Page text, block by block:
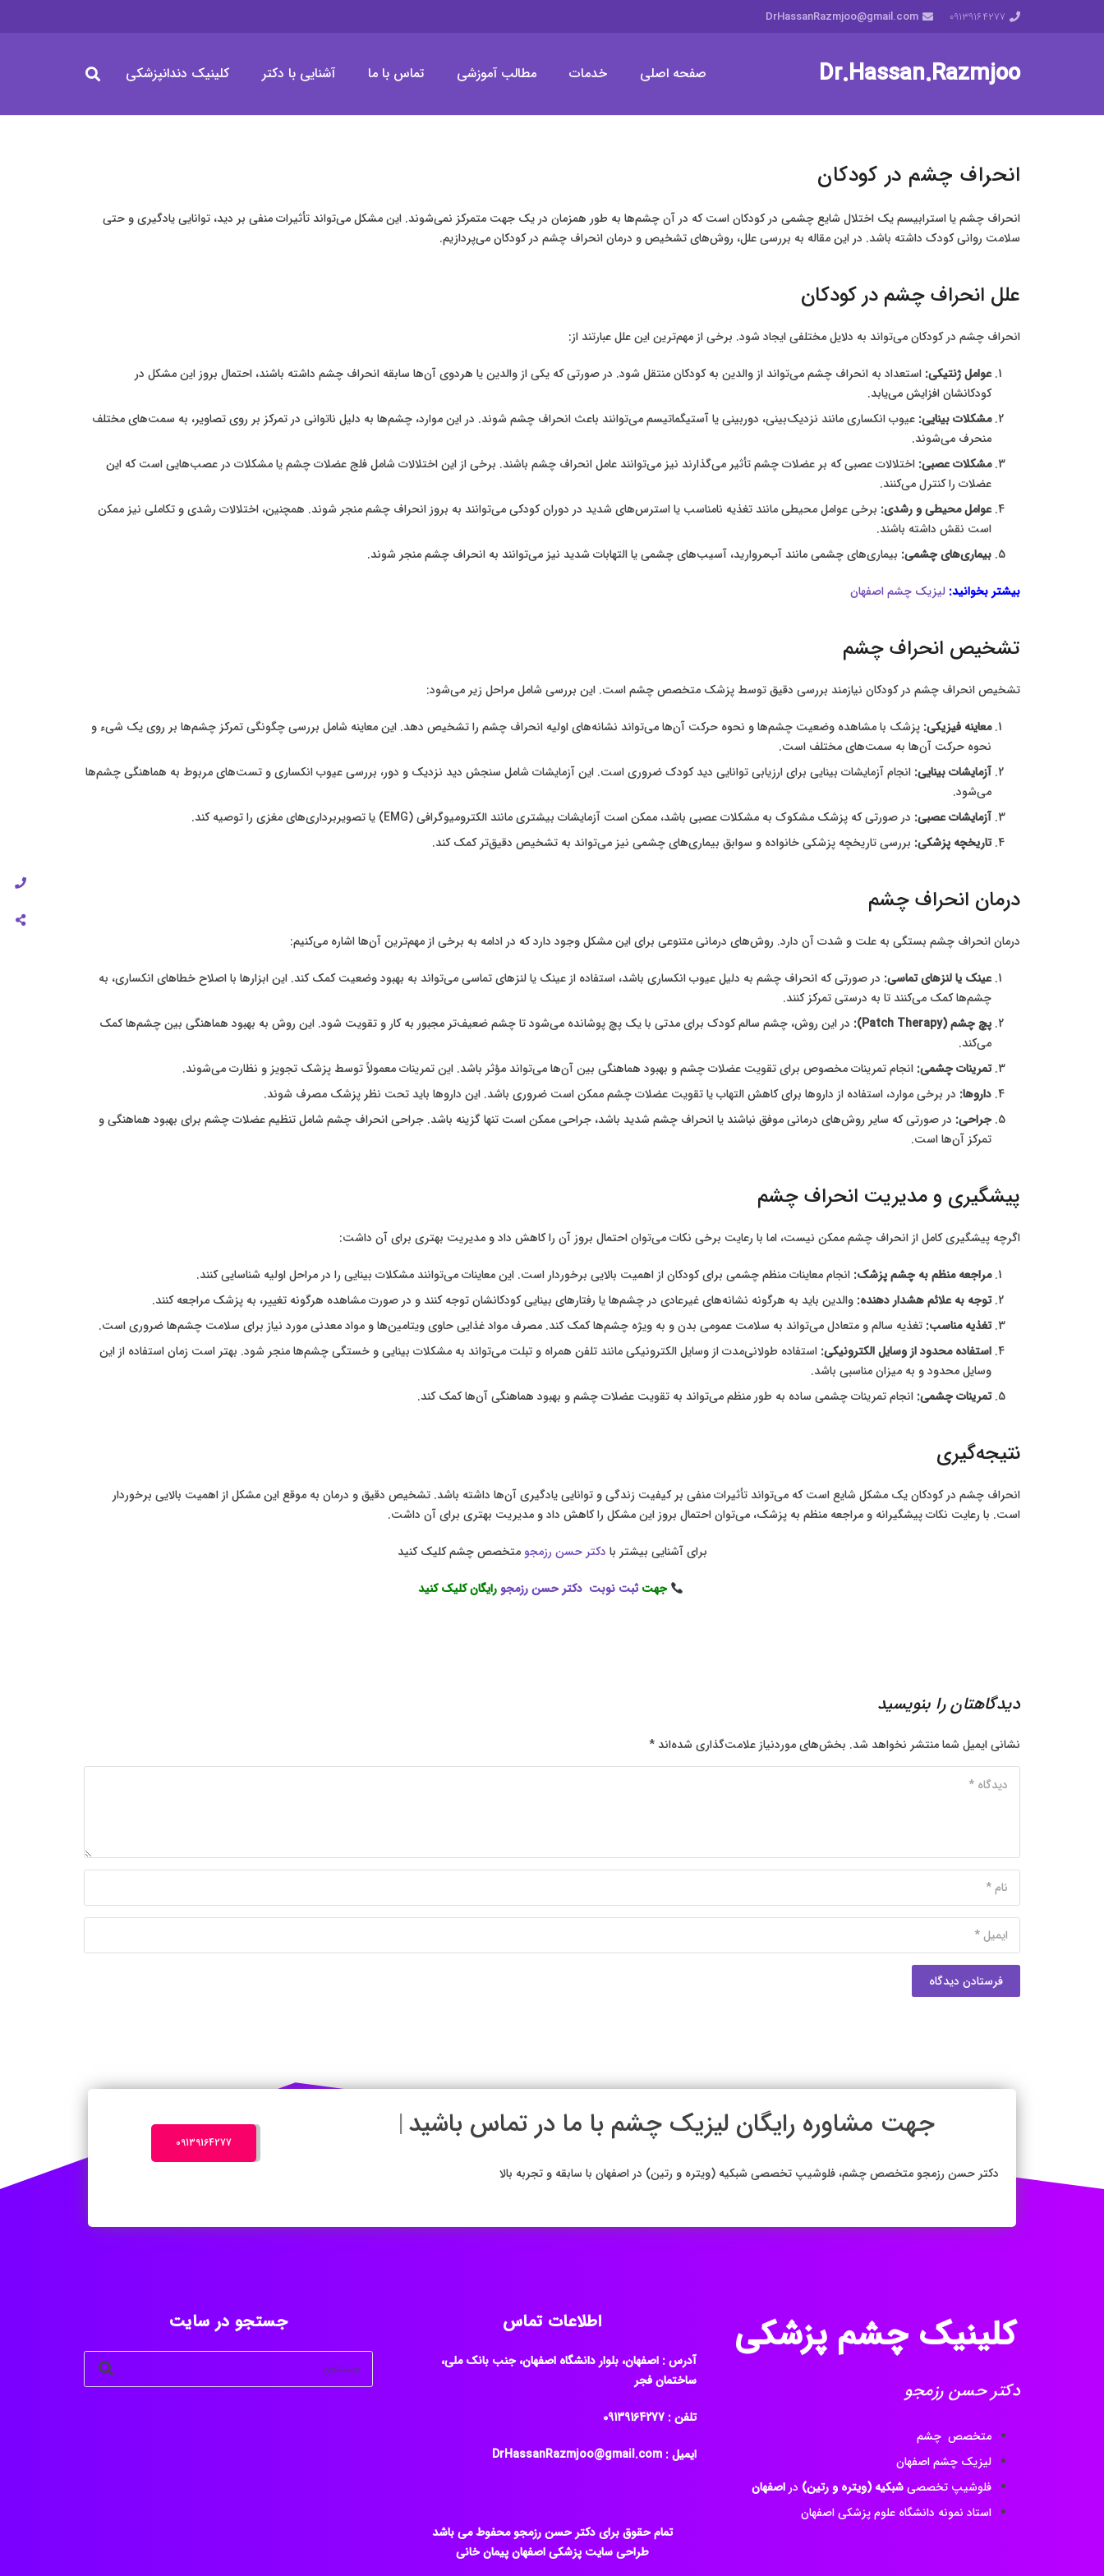
‎09139164277
DrHassanRazmjoo@gmail.com
Dr.Hassan.Razmjoo صفحه اصلی خدمات مطالب آموزشی تماس با ما آشنایی با دکتر کلینیک دندانپزشکی
انحراف چشم در کودکان
انحراف چشم یا استرابیسم یک اختلال شایع چشمی در کودکان است که در آن چشم‌ها به طور همزمان در یک جهت متمرکز نمی‌شوند. این مشکل می‌تواند تأثیرات منفی بر دید، توانایی یادگیری و حتی
سلامت روانی کودک داشته باشد. در این مقاله به بررسی علل، روش‌های تشخیص و درمان انحراف چشم در کودکان می‌پردازیم.
علل انحراف چشم در کودکان
انحراف چشم در کودکان می‌تواند به دلایل مختلفی ایجاد شود. برخی از مهم‌ترین این علل عبارتند از:
عوامل ژنتیکی: استعداد به انحراف چشم می‌تواند از والدین به کودکان منتقل شود. در صورتی که یکی از والدین یا هردوی آن‌ها سابقه انحراف چشم داشته باشند، احتمال بروز این مشکل در
کودکانشان افزایش می‌یابد.
مشکلات بینایی: عیوب انکساری مانند نزدیک‌بینی، دوربینی یا آستیگماتیسم می‌توانند باعث انحراف چشم شوند. در این موارد، چشم‌ها به دلیل ناتوانی در تمرکز بر روی تصاویر، به سمت‌های مختلف
منحرف می‌شوند.
مشکلات عصبی: اختلالات عصبی که بر عضلات چشم تأثیر می‌گذارند نیز می‌توانند عامل انحراف چشم باشند. برخی از این اختلالات شامل فلج عضلات چشم یا مشکلات در عصب‌هایی است که این
عضلات را کنترل می‌کنند.
عوامل محیطی و رشدی: برخی عوامل محیطی مانند تغذیه نامناسب یا استرس‌های شدید در دوران کودکی می‌توانند به بروز انحراف چشم منجر شوند. همچنین، اختلالات رشدی و تکاملی نیز ممکن
است نقش داشته باشند.
بیماری‌های چشمی: بیماری‌های چشمی مانند آب‌مروارید، آسیب‌های چشمی یا التهابات شدید نیز می‌توانند به انحراف چشم منجر شوند.
بیشتر بخوانید: لیزیک چشم اصفهان
تشخیص انحراف چشم
تشخیص انحراف چشم در کودکان نیازمند بررسی دقیق توسط پزشک متخصص چشم است. این بررسی شامل مراحل زیر می‌شود:
معاینه فیزیکی: پزشک با مشاهده وضعیت چشم‌ها و نحوه حرکت آن‌ها می‌تواند نشانه‌های اولیه انحراف چشم را تشخیص دهد. این معاینه شامل بررسی چگونگی تمرکز چشم‌ها بر روی یک شیء و
نحوه حرکت آن‌ها به سمت‌های مختلف است.
آزمایشات بینایی: انجام آزمایشات بینایی برای ارزیابی توانایی دید کودک ضروری است. این آزمایشات شامل سنجش دید نزدیک و دور، بررسی عیوب انکساری و تست‌های مربوط به هماهنگی چشم‌ها
می‌شود.
آزمایشات عصبی: در صورتی که پزشک مشکوک به مشکلات عصبی باشد، ممکن است آزمایشات بیشتری مانند الکترومیوگرافی (EMG) یا تصویربرداری‌های مغزی را توصیه کند.
تاریخچه پزشکی: بررسی تاریخچه پزشکی خانواده و سوابق بیماری‌های چشمی نیز می‌تواند به تشخیص دقیق‌تر کمک کند.
درمان انحراف چشم
درمان انحراف چشم بستگی به علت و شدت آن دارد. روش‌های درمانی متنوعی برای این مشکل وجود دارد که در ادامه به برخی از مهم‌ترین آن‌ها اشاره می‌کنیم:
عینک یا لنزهای تماسی: در صورتی که انحراف چشم به دلیل عیوب انکساری باشد، استفاده از عینک یا لنزهای تماسی می‌تواند به بهبود وضعیت کمک کند. این ابزارها با اصلاح خطاهای انکساری، به
چشم‌ها کمک می‌کنند تا به درستی تمرکز کنند.
پچ چشم (Patch Therapy):
در این روش، چشم سالم کودک برای مدتی با یک پچ پوشانده می‌شود تا چشم ضعیف‌تر مجبور به کار و تقویت شود. این روش به بهبود هماهنگی بین چشم‌ها کمک
می‌کند.
تمرینات چشمی: انجام تمرینات مخصوص برای تقویت عضلات چشم و بهبود هماهنگی بین آن‌ها می‌تواند مؤثر باشد. این تمرینات معمولاً توسط پزشک تجویز و نظارت می‌شوند.
داروها: در برخی موارد، استفاده از داروها برای کاهش التهاب یا تقویت عضلات چشم ممکن است ضروری باشد. این داروها باید تحت نظر پزشک مصرف شوند.
جراحی: در صورتی که سایر روش‌های درمانی موفق نباشند یا انحراف چشم شدید باشد، جراحی ممکن است تنها گزینه باشد. جراحی انحراف چشم شامل تنظیم عضلات چشم برای بهبود هماهنگی و
تمرکز آن‌ها است.
پیشگیری و مدیریت انحراف چشم
اگرچه پیشگیری کامل از انحراف چشم ممکن نیست، اما با رعایت برخی نکات می‌توان احتمال بروز آن را کاهش داد و مدیریت بهتری برای آن داشت:
مراجعه منظم به چشم پزشک: انجام معاینات منظم چشمی برای کودکان از اهمیت بالایی برخوردار است. این معاینات می‌توانند مشکلات بینایی را در مراحل اولیه شناسایی کنند.
توجه به علائم هشدار دهنده: والدین باید به هرگونه نشانه‌های غیرعادی در چشم‌ها یا رفتارهای بینایی کودکانشان توجه کنند و در صورت مشاهده هرگونه تغییر، به پزشک مراجعه کنند.
تغذیه مناسب: تغذیه سالم و متعادل می‌تواند به سلامت عمومی بدن و به ویژه چشم‌ها کمک کند. مصرف مواد غذایی حاوی ویتامین‌ها و مواد معدنی مورد نیاز برای سلامت چشم‌ها ضروری است.
استفاده محدود از وسایل الکترونیکی: استفاده طولانی‌مدت از وسایل الکترونیکی مانند تلفن همراه و تبلت می‌تواند به مشکلات بینایی و خستگی چشم‌ها منجر شود. بهتر است زمان استفاده از این
وسایل محدود و به میزان مناسبی باشد.
تمرینات چشمی: انجام تمرینات چشمی ساده به طور منظم می‌تواند به تقویت عضلات چشم و بهبود هماهنگی آن‌ها کمک کند.
نتیجه‌گیری
انحراف چشم در کودکان یک مشکل شایع است که می‌تواند تأثیرات منفی بر کیفیت زندگی و توانایی یادگیری آن‌ها داشته باشد. تشخیص دقیق و درمان به موقع این مشکل از اهمیت بالایی برخوردار
است. با رعایت نکات پیشگیرانه و مراجعه منظم به پزشک، می‌توان احتمال بروز این مشکل را کاهش داد و مدیریت بهتری برای آن داشت.
برای آشنایی بیشتر با دکتر حسن رزمجو متخصص چشم کلیک کنید
جهتثبت نوبت دکتر حسن رزمجو رایگان کلیک کنید
دیدگاهتان را بنویسید
نشانی ایمیل شما منتشر نخواهد شد. بخش‌های موردنیاز علامت‌گذاری شده‌اند *
فرستادن دیدگاه
جهت مشاوره رایگان لیزیک چشم با ما در تماس|
دکتر حسن رزمجو متخصص چشم، فلوشیپ تخصصی شبکیه (ویتره و رتین) در اصفهان با سابقه و تجربه بالا
‎09139164277
کلینیک چشم پزشکی
دکتر حسن رزمجو
متخصص چشم
لیزیک چشم اصفهان
فلوشیپ تخصصیشبکیه (ویتره و رتین) در اصفهان
استاد نمونه دانشگاه علوم پزشکی اصفهان
اطلاعات تماس
آدرس : اصفهان، بلوار دانشگاه اصفهان، جنب بانک ملی،
ساختمان فجر
تلفن : ‎09139164277
ایمیل : DrHassanRazmjoo@gmail.com
جستجو در سایت
تمام حقوق برای دکتر حسن رزمجو محفوط می باشد
طراحی سایت پزشکی اصفهان پیمان خانی